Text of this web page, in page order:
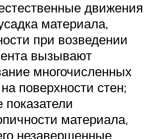
движения
материала,
при возведении
вызывают
многочисленных
поверхности стен;
показатели
материала,
незавершенные